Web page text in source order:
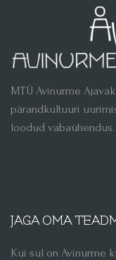
MTÜ Avinurme
pärandkultuuri
loodud vabaühendus.
JAGA OMA
Kui sul on Avinurme